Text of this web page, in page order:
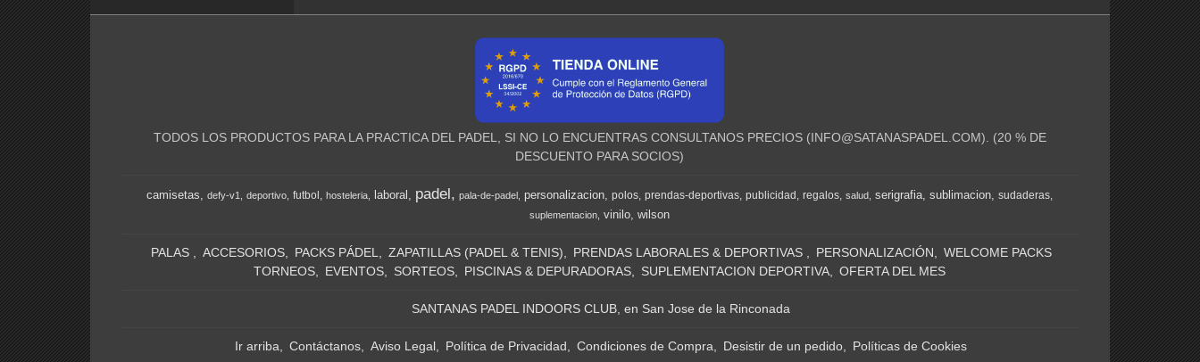
TODOS LOS PRODUCTOS PARA LA PRACTICA DEL PADEL, SI NO LO ENCUENTRAS CONSULTANOS PRECIOS (INFO@SATANASPADEL.COM). (20 % DE
DESCUENTO PARA SOCIOS)
camisetas defy-v1 deportivo futbol hosteleria laboral padel pala-de-padel personalizacion polos prendas-deportivas publicidad regalos salud serigrafia sublimacion sudaderas
suplementacion vinilo wilson
PALAS ACCESORIOS PACKS PÁDEL ZAPATILLAS (PADEL & TENIS) PRENDAS LABORALES & DEPORTIVAS PERSONALIZACIÓN
WELCOME PACKS
TORNEOS
EVENTOS SORTEOS PISCINAS & DEPURADORAS SUPLEMENTACION DEPORTIVA OFERTA DEL MES
SANTANAS PADEL INDOORS CLUB, en San Jose de la Rinconada
Ir arriba Contáctanos Aviso Legal Política de Privacidad Condiciones de Compra Desistir de un pedido Políticas de Cookies